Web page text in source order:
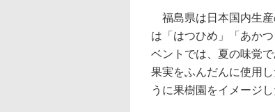
福島県は日本国内生産
は「はつひめ」「あか
ベントでは、夏の味覚
果実をふんだんに使用
うに果樹園をイメージ